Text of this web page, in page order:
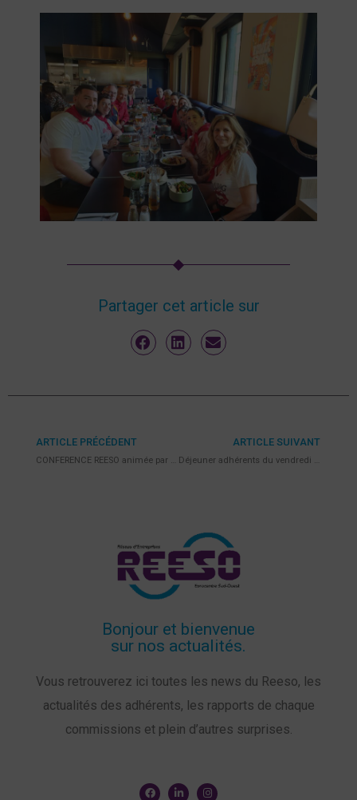
Partager cet article sur
ARTICLE PRÉCÉDENT
CONFERENCE REESO animée par Florence DE LUZAN
ARTICLE SUIVANT
Déjeuner adhérents du vendredi 31 mars à l’Arena à Eurocentre !
Bonjour et bienvenue
sur nos actualités.
Vous retrouverez ici toutes les news du Reeso, les
actualités des adhérents, les rapports de chaque
commissions et plein d’autres surprises.